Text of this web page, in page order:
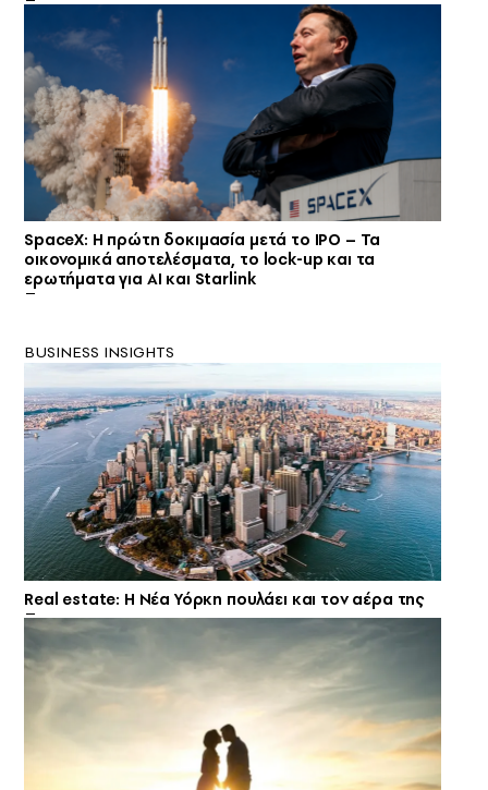
SpaceX: Η πρώτη δοκιμασία μετά το IPO – Τα
οικονομικά αποτελέσματα, το lock-up και τα
ερωτήματα για ΑΙ και Starlink
BUSINESS INSIGHTS
Real estate: H Νέα Υόρκη πουλάει και τον αέρα της